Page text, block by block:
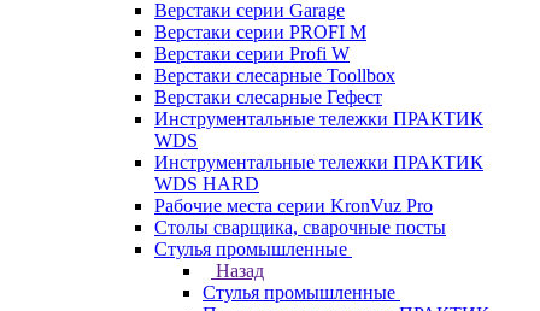
Верстаки серии Garage
Верстаки серии PROFI M
Верстаки серии Profi W
Верстаки слесарные Toollbox
Верстаки слесарные Гефест
Инструментальные тележки ПРАКТИК
WDS
Инструментальные тележки ПРАКТИК
WDS HARD
Рабочие места серии KronVuz Pro
Столы сварщика, сварочные посты
Стулья промышленные
Назад
Стулья промышленные